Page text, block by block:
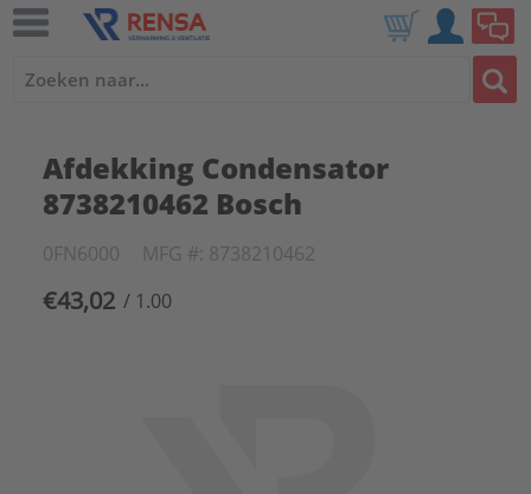
Afdekking Condensator
8738210462 Bosch
0FN6000 MFG #: 8738210462
€43,02 / 1.00